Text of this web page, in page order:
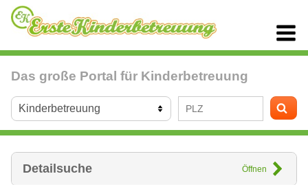
Das große Portal für Kinderbetreuung
Detailsuche Öffnen